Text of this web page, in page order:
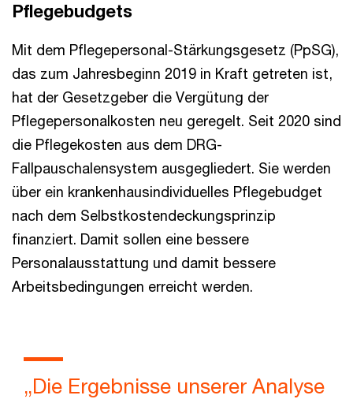
Pflegebudgets
Mit dem Pflegepersonal-Stärkungsgesetz (PpSG),
das zum Jahresbeginn 2019 in Kraft getreten ist,
hat der Gesetzgeber die Vergütung der
Pflegepersonalkosten neu geregelt. Seit 2020 sind
die Pflegekosten aus dem DRG-
Fallpauschalensystem ausgegliedert. Sie werden
über ein krankenhausindividuelles Pflegebudget
nach dem Selbstkostendeckungsprinzip
finanziert. Damit sollen eine bessere
Personalausstattung und damit bessere
Arbeitsbedingungen erreicht werden.
„Die Ergebnisse unserer Analyse